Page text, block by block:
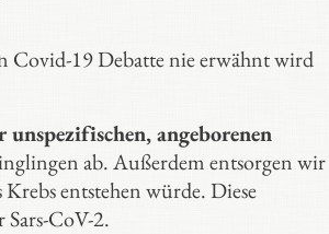
Covid-19 Debatte nie erwähnt wird
unspezifischen, angeborenen
ab. Außerdem entsorgen wir
entstehen würde. Diese
CoV-2.